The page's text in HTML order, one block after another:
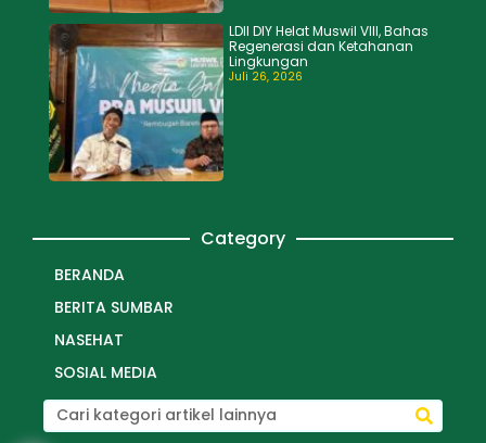
LDII DIY Helat Muswil VIII, Bahas
Regenerasi dan Ketahanan
Lingkungan
Juli 26, 2026
Category
BERANDA
BERITA SUMBAR
NASEHAT
SOSIAL MEDIA